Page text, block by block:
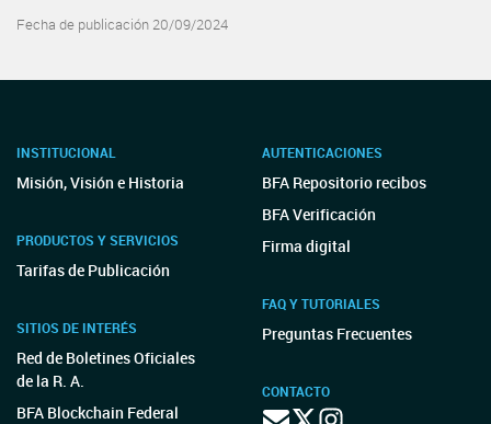
Fecha de publicación 20/09/2024
INSTITUCIONAL
Misión, Visión e Historia
PRODUCTOS Y SERVICIOS
Tarifas de Publicación
SITIOS DE INTERÉS
Red de Boletines Oficiales
de la R. A.
BFA Blockchain Federal
AUTENTICACIONES
BFA Repositorio recibos
BFA Verificación
Firma digital
FAQ Y TUTORIALES
Preguntas Frecuentes
CONTACTO